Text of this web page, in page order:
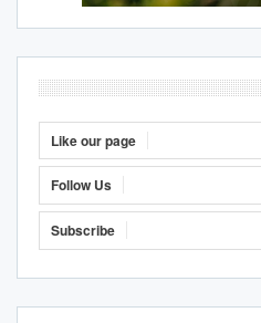
Like our page
Follow Us
Subscribe